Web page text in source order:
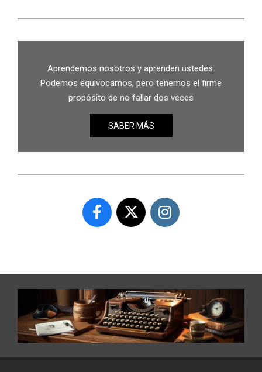
Aprendemos nosotros y aprenden ustedes.
Podemos equivocarnos, pero tenemos el firme
propósito de no fallar dos veces
SABER MÁS